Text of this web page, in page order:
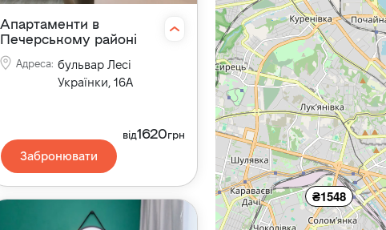
Апартаменти в
Печерському районі
Адреса: бульвар Лесі
Українки, 16А
від1620грн
Забронювати
₴1548